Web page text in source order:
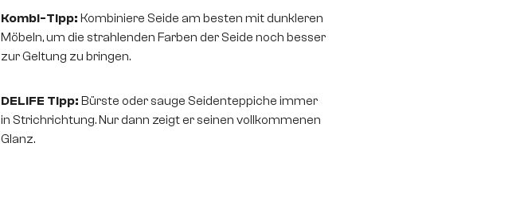
Kombi-Tipp: Kombiniere Seide am besten mit dunkleren
Möbeln, um die strahlenden Farben der Seide noch besser
zur Geltung zu bringen.
DELIFE Tipp: Bürste oder sauge Seidenteppiche immer
in Strichrichtung. Nur dann zeigt er seinen vollkommenen
Glanz.